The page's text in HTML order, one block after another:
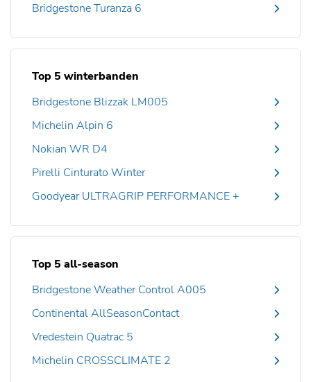
Bridgestone Turanza 6
Top 5 winterbanden
Bridgestone Blizzak LM005
Michelin Alpin 6
Nokian WR D4
Pirelli Cinturato Winter
Goodyear ULTRAGRIP PERFORMANCE +
Top 5 all-season
Bridgestone Weather Control A005
Continental AllSeasonContact
Vredestein Quatrac 5
Michelin CROSSCLIMATE 2